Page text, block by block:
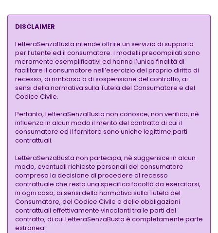
DISCLAIMER
LetteraSenzaBusta intende offrire un servizio di supporto
per l’utente ed il consumatore. I modelli precompilati sono
meramente esemplificativi ed hanno l’unica finalità di
facilitare il consumatore nell’esercizio del proprio diritto di
recesso, di rimborso o di sospensione del contratto, ai
sensi della normativa sulla Tutela del Consumatore e del
Codice Civile.
Pertanto, LetteraSenzaBusta non conosce, non verifica, nè
influenza in alcun modo il merito del contratto di cui il
consumatore ed il fornitore sono uniche legittime parti
contrattuali.
LetteraSenzaBusta non partecipa, nè suggerisce in alcun
modo, eventuali richieste personali del consumatore
compresa la decisione di procedere al recesso
contrattuale che resta una specifica facoltà da esercitarsi,
in ogni caso, ai sensi della normativa sulla Tutela del
Consumatore, del Codice Civile e delle obbligazioni
contrattuali effettivamente vincolanti tra le parti del
contratto, di cui LetteraSenzaBusta è completamente parte
estranea.